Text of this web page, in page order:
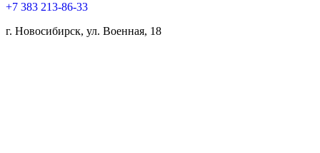
+7 383 213-86-33
г. Новосибирск, ул. Военная, 18